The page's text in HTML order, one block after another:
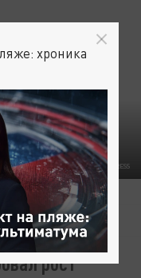
ВИКТОР ЛИСИЦЫН/GLOBALLOOKPRESS
рост
хроника